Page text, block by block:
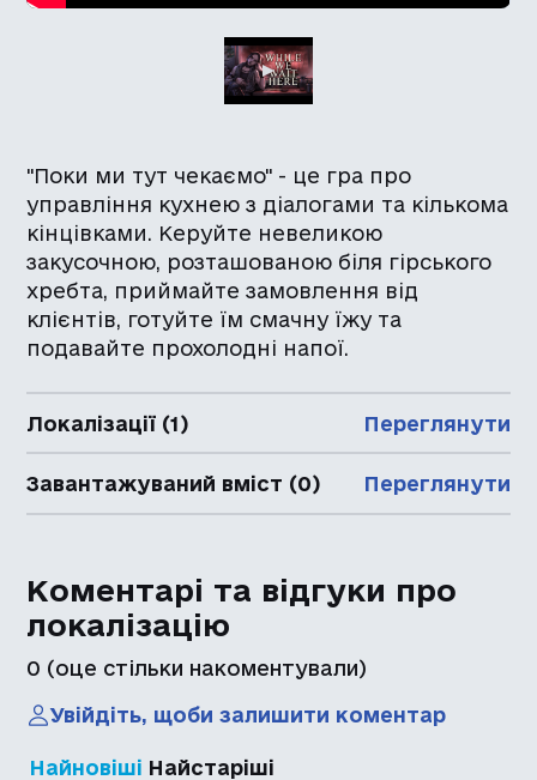
"Поки ми тут чекаємо" - це гра про
управління кухнею з діалогами та кількома
кінцівками. Керуйте невеликою
закусочною, розташованою біля гірського
хребта, приймайте замовлення від
клієнтів, готуйте їм смачну їжу та
подавайте прохолодні напої.
Локалізації (1) Переглянути
Завантажуваний вміст (0) Переглянути
Коментарі та відгуки про
локалізацію
0 (оце стільки накоментували)
Увійдіть, щоби залишити коментар
Найновіші Найстаріші